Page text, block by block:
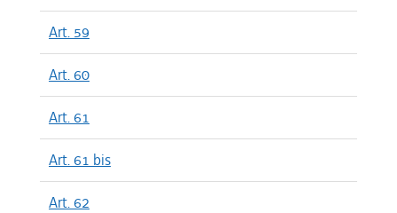
Art. 59
Art. 60
Art. 61
Art. 61 bis
Art. 62